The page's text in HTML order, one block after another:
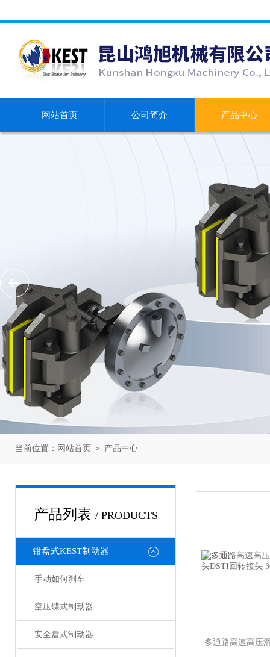
网站首页 公司简介 产品中心
当前位置： 网站首页 ＞ 产品中心
产品列表 / PRODUCTS
钳盘式KEST制动器
手动如何刹车
空压碟式制动器
安全盘式制动器